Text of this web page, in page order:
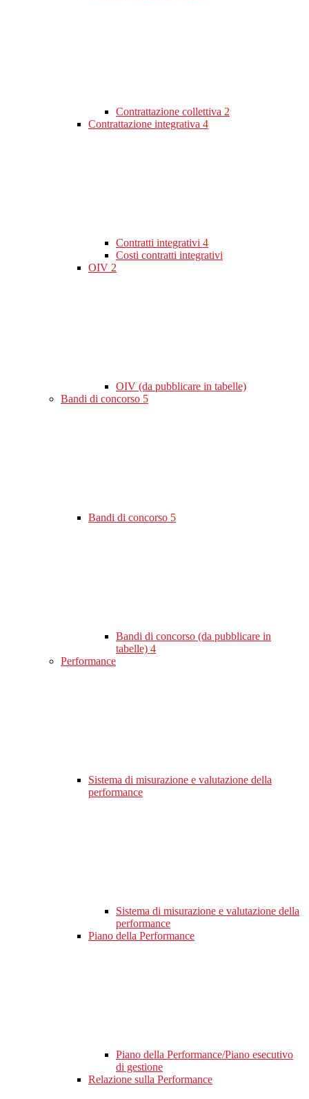
Contrattazione collettiva 2
Contrattazione integrativa 4
Contratti integrativi 4
Costi contratti integrativi
OIV 2
OIV (da pubblicare in tabelle)
Bandi di concorso 5
Bandi di concorso 5
Bandi di concorso (da pubblicare in
tabelle) 4
Performance
Sistema di misurazione e valutazione della
performance
Sistema di misurazione e valutazione della
performance
Piano della Performance
Piano della Performance/Piano esecutivo
di gestione
Relazione sulla Performance